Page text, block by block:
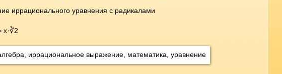
иррационального уравнения с радикалами
x·∛2